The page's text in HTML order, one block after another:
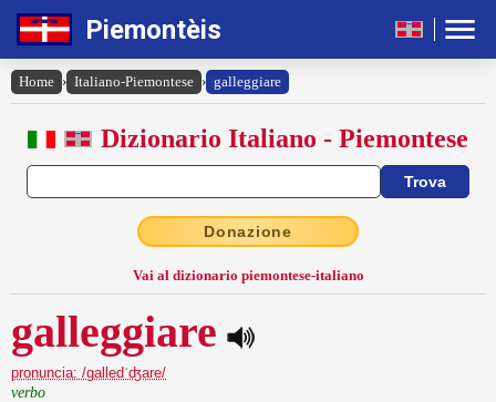
Piemontèis
Home › Italiano-Piemontese › galleggiare
Dizionario Italiano - Piemontese
Donazione
Vai al dizionario piemontese-italiano
galleggiare
pronuncia: /galledˈʤare/
verbo